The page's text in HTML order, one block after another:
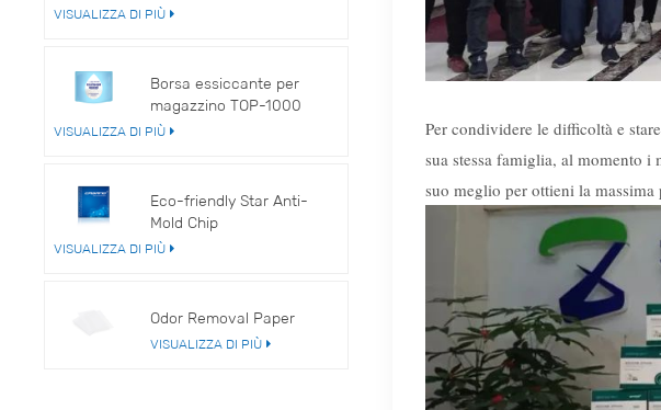
Per condividere le difficoltà e
sua stessa famiglia, al momento
suo meglio per ottieni la
VISUALIZZA DI PIÙ
Borsa essiccante per
magazzino TOP-1000
VISUALIZZA DI PIÙ
Eco-friendly Star Anti-
Mold Chip
VISUALIZZA DI PIÙ
Odor Removal Paper
VISUALIZZA DI PIÙ